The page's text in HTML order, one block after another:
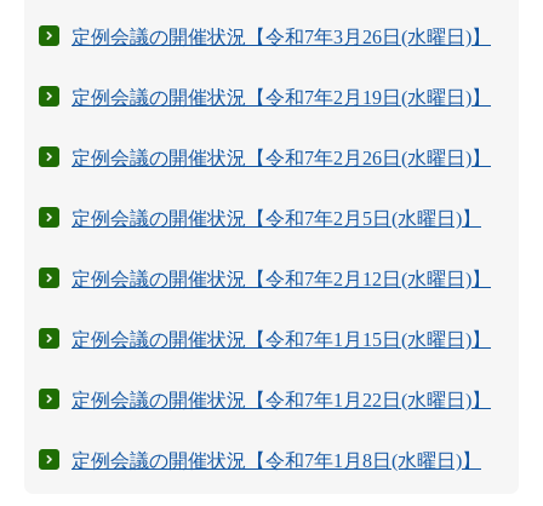
定例会議の開催状況【令和7年3月26日(水曜日)】
定例会議の開催状況【令和7年2月19日(水曜日)】
定例会議の開催状況【令和7年2月26日(水曜日)】
定例会議の開催状況【令和7年2月5日(水曜日)】
定例会議の開催状況【令和7年2月12日(水曜日)】
定例会議の開催状況【令和7年1月15日(水曜日)】
定例会議の開催状況【令和7年1月22日(水曜日)】
定例会議の開催状況【令和7年1月8日(水曜日)】